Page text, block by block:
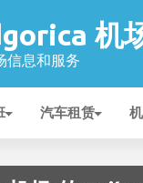
机
信息和服务
汽车租赁